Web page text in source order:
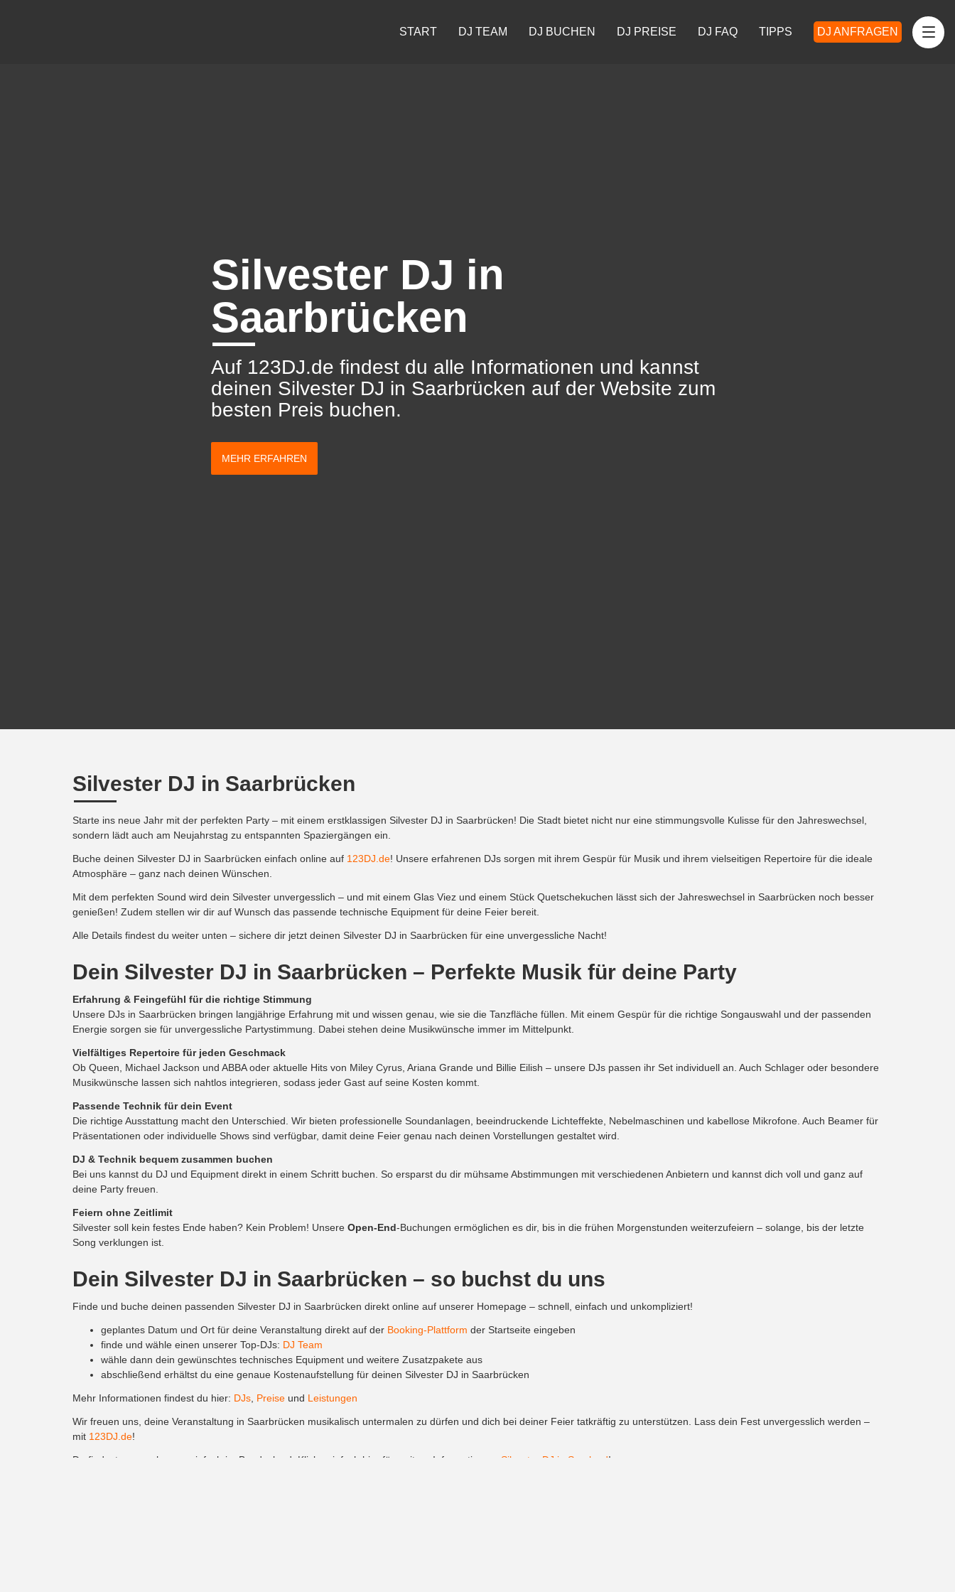
START DJ TEAM DJ BUCHEN DJ PREISE DJ FAQ TIPPS DJ ANFRAGEN
Silvester DJ in
Saarbrücken
Auf 123DJ.de findest du alle Informationen und kannst
deinen Silvester DJ in Saarbrücken auf der Website zum
besten Preis buchen.
MEHR ERFAHREN
Silvester DJ in Saarbrücken
Starte ins neue Jahr mit der perfekten Party – mit einem erstklassigen Silvester DJ in Saarbrücken! Die Stadt bietet nicht nur eine stimmungsvolle Kulisse für den Jahreswechsel,
sondern lädt auch am Neujahrstag zu entspannten Spaziergängen ein.
Buche deinen Silvester DJ in Saarbrücken einfach online auf 123DJ.de! Unsere erfahrenen DJs sorgen mit ihrem Gespür für Musik und ihrem vielseitigen Repertoire für die ideale
Atmosphäre – ganz nach deinen Wünschen.
Mit dem perfekten Sound wird dein Silvester unvergesslich – und mit einem Glas Viez und einem Stück Quetschekuchen lässt sich der Jahreswechsel in Saarbrücken noch besser
genießen! Zudem stellen wir dir auf Wunsch das passende technische Equipment für deine Feier bereit.
Alle Details findest du weiter unten – sichere dir jetzt deinen Silvester DJ in Saarbrücken für eine unvergessliche Nacht!
Dein Silvester DJ in Saarbrücken – Perfekte Musik für deine Party
Erfahrung & Feingefühl für die richtige Stimmung
Unsere DJs in Saarbrücken bringen langjährige Erfahrung mit und wissen genau, wie sie die Tanzfläche füllen. Mit einem Gespür für die richtige Songauswahl und der passenden
Energie sorgen sie für unvergessliche Partystimmung. Dabei stehen deine Musikwünsche immer im Mittelpunkt.
Vielfältiges Repertoire für jeden Geschmack
Ob Queen, Michael Jackson und ABBA oder aktuelle Hits von Miley Cyrus, Ariana Grande und Billie Eilish – unsere DJs passen ihr Set individuell an. Auch Schlager oder besondere
Musikwünsche lassen sich nahtlos integrieren, sodass jeder Gast auf seine Kosten kommt.
Passende Technik für dein Event
Die richtige Ausstattung macht den Unterschied. Wir bieten professionelle Soundanlagen, beeindruckende Lichteffekte, Nebelmaschinen und kabellose Mikrofone. Auch Beamer für
Präsentationen oder individuelle Shows sind verfügbar, damit deine Feier genau nach deinen Vorstellungen gestaltet wird.
DJ & Technik bequem zusammen buchen
Bei uns kannst du DJ und Equipment direkt in einem Schritt buchen. So ersparst du dir mühsame Abstimmungen mit verschiedenen Anbietern und kannst dich voll und ganz auf
deine Party freuen.
Feiern ohne Zeitlimit
Silvester soll kein festes Ende haben? Kein Problem! Unsere Open-End-Buchungen ermöglichen es dir, bis in die frühen Morgenstunden weiterzufeiern – solange, bis der letzte
Song verklungen ist.
Dein Silvester DJ in Saarbrücken – so buchst du uns
Finde und buche deinen passenden Silvester DJ in Saarbrücken direkt online auf unserer Homepage – schnell, einfach und unkompliziert!
geplantes Datum und Ort für deine Veranstaltung direkt auf der Booking-Plattform der Startseite eingeben
finde und wähle einen unserer Top-DJs: DJ Team
wähle dann dein gewünschtes technisches Equipment und weitere Zusatzpakete aus
abschließend erhältst du eine genaue Kostenaufstellung für deinen Silvester DJ in Saarbrücken
Mehr Informationen findest du hier: DJs Preise und Leistungen
Wir freuen uns, deine Veranstaltung in Saarbrücken musikalisch untermalen zu dürfen und dich bei deiner Feier tatkräftig zu unterstützen. Lass dein Fest unvergesslich werden –
mit 123DJ.de!
Du findest uns auch ganz einfach im Bundesland. Klicke einfach hier für weitere Informationen: Silvester DJ in Saarland!